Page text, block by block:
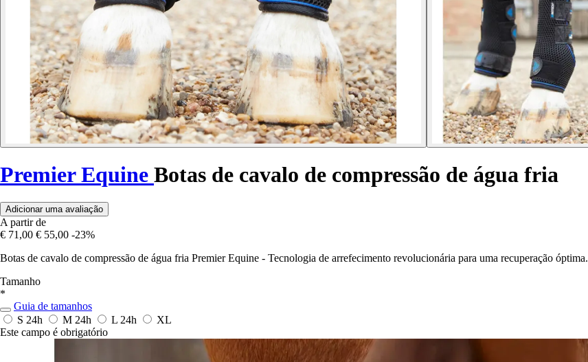
Premier Equine Botas de cavalo de compressão de água fria
Adicionar uma avaliação
A partir de
€ 71,00 € 55,00 -23%
Botas de cavalo de compressão de água fria Premier Equine - Tecnologia de arrefecimento revolucionária para uma recuperação óptima.
Tamanho
*
Guia de tamanhos
S 24h M 24h L 24h
XL
Este campo é obrigatório